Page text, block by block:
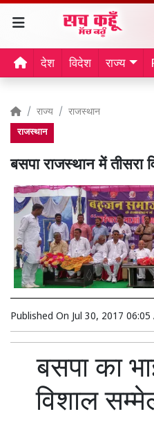
देश विदेश राज्य
राज्य राजस्थान
राजस्थान
बसपा राजस्थान में तीसरा
Published On Jul 30, 2017
बसपा का
विशाल